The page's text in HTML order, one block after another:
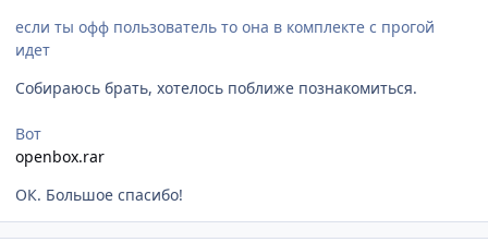
если ты офф пользователь то она в комплекте с прогой
идет
Собираюсь брать, хотелось поближе познакомиться.
Вот
openbox.rar
ОК. Большое спасибо!